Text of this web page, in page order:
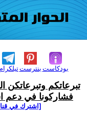
تيلكرامبنترست بودكاست
تبرعاتكم وتبرعاتكن
فشاركونا في دعم
[اشترك في